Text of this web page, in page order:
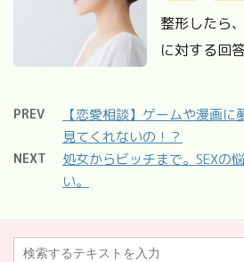
整形したら
に対する回答
PREV
【恋愛相談】ゲームや漫画
見てくれないの！？
NEXT
処女からビッチまで。SEXの
い。